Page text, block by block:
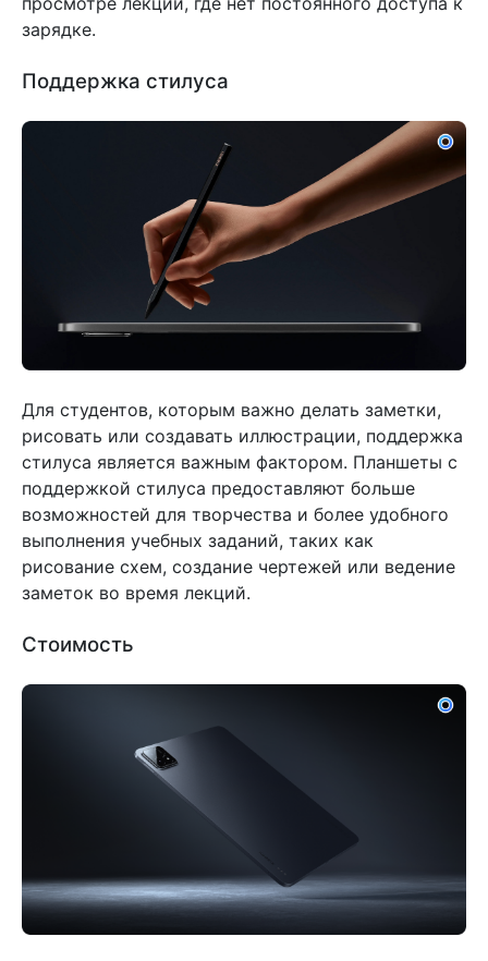
зарядке.
Поддержка стилуса
Для студентов, которым важно делать заметки,
рисовать или создавать иллюстрации, поддержка
стилуса является важным фактором. Планшеты с
поддержкой стилуса предоставляют больше
возможностей для творчества и более удобного
выполнения учебных заданий, таких как
рисование схем, создание чертежей или ведение
заметок во время лекций.
Стоимость